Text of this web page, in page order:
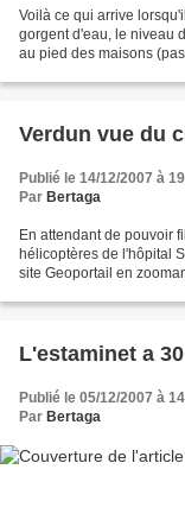
Voilà ce qui arrive
gorgent d'eau, le niveau
au pied des maisons
Verdun vue du
Publié le 14/12/2007 à
Par Bertaga
En attendant de pouvoir
hélicoptères de l'hôpital
site Geoportail en
L'estaminet a
Publié le 05/12/2007 à
Par Bertaga